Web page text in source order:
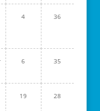
4 36
6 35
19 28